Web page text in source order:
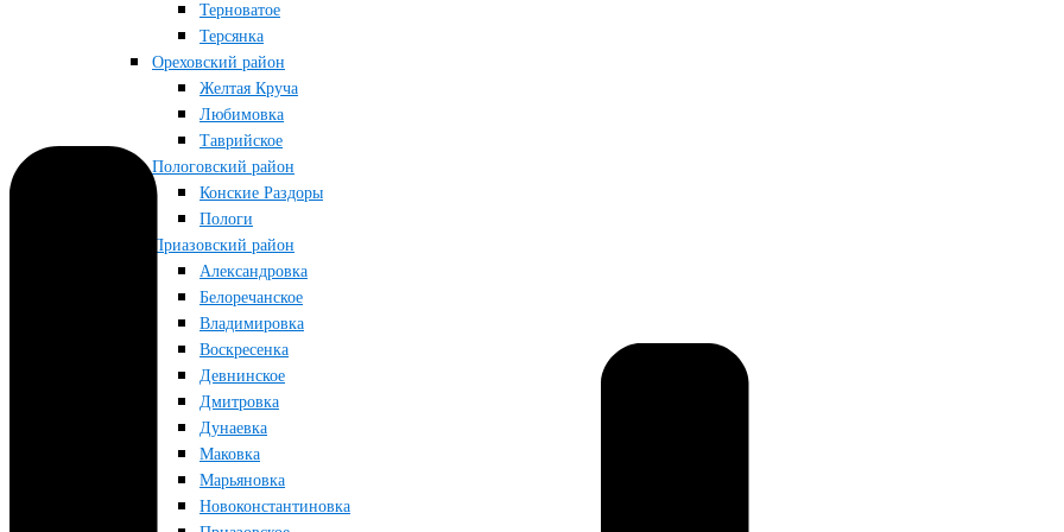
Терноватое
Терсянка
Ореховский район
Желтая Круча
Любимовка
Таврийское
Пологовский район
Конские Раздоры
Пологи
Приазовский район
Александровка
Белоречанское
Владимировка
Воскресенка
Девнинское
Дмитровка
Дунаевка
Маковка
Марьяновка
Новоконстантиновка